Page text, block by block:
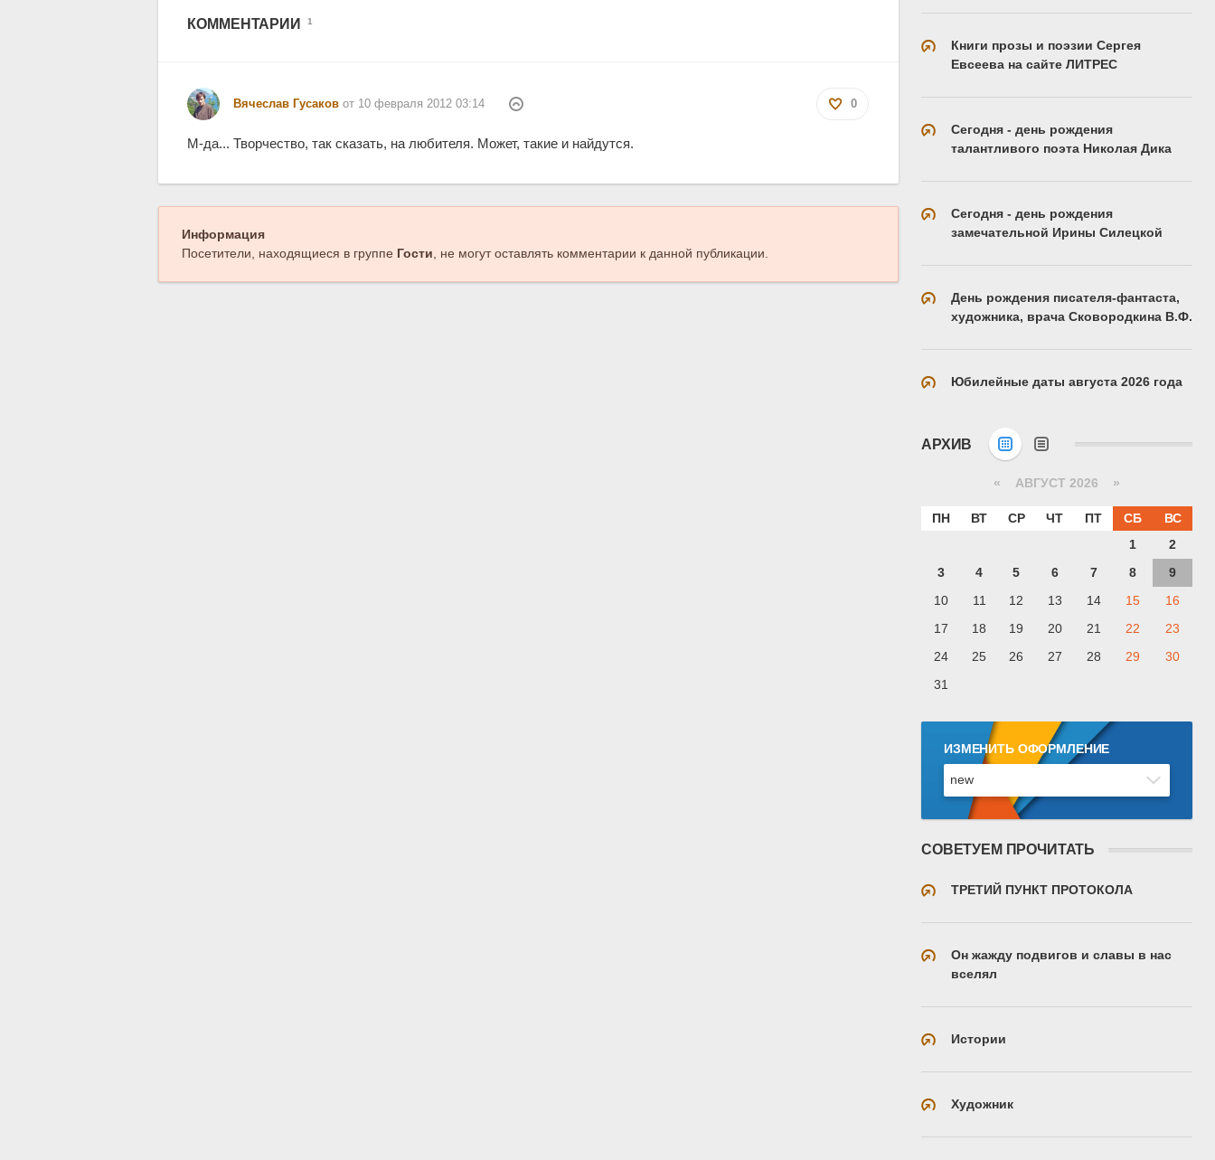
КОММЕНТАРИИ 1
Вячеслав Гусаков от 10 февраля 2012 03:14 0
М-да... Творчество, так сказать, на любителя. Может, такие и найдутся.
Информация
Посетители, находящиеся в группе Гости , не могут оставлять комментарии к данной публикации.
Книги прозы и поэзии Сергея
Евсеева на сайте ЛИТРЕС
Сегодня - день рождения
талантливого поэта Николая Дика
Сегодня - день рождения
замечательной Ирины Силецкой
День рождения писателя-фантаста,
художника, врача Сковородкина В.Ф.
Юбилейные даты августа 2026 года
АРХИВ
« АВГУСТ 2026 »
ПН ВТ СР ЧТ ПТ СБ
ВС
1
2
3
4 5 6 7 8
9
10
11 12 13 14 15
16
17
18 19 20 21 22
23
24
25 26 27 28 29
30
31
ИЗМЕНИТЬ ОФОРМЛЕНИЕ
СОВЕТУЕМ ПРОЧИТАТЬ
ТРЕТИЙ ПУНКТ ПРОТОКОЛА
Он жажду подвигов и славы в нас
вселял
Истории
Художник